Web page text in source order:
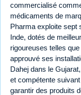
commercialisé
médicaments de
Pharma exploite sept
Inde, dotés de
rigoureuses telles
approuvé ses
Dahej dans le
et compétente
garantir des produits